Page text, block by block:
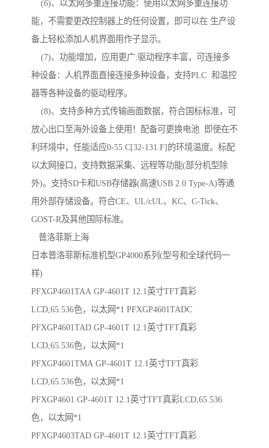
(6)、以太网多重连接功能：使用以太网多重连接功
能，不需要更改控制器上的任何设置，即可以在 生产设
备上轻松添加人机界面用作子显示。
(7)、功能增加，应用更广:驱动程序丰富，可连接多
种设备：人机界面直接连接多种设备，支持PLC 和温控
器等各种设备的驱动程序。
(8)、支持多种方式传输画面数据，符合国标标准，可
放心出口至海外设备上使用！配备可更换电池 即使在不
利环境中，任能适应0-55.C[32-131.F]的环境温度。标配
以太网接口，支持数据采集、远程等功能(部分机型除
外)。支持SD卡和USB存储器(高速USB 2.0 Type-A)等通
用外部存储设备。符合CE、UL/cUL、KC、C-Tick、
GOST-R及其他国际标准。
普洛菲斯上海
日本普洛菲斯标准机型GP4000系列(型号和全球代码一
样)
PFXGP4601TAA GP-4601T 12.1英寸TFT真彩
LCD,65.536色，以太网*1 PFXGP4601TADC
PFXGP4601TAD GP-4601T 12.1英寸TFT真彩
LCD,65.536色，以太网*1
PFXGP4601TMA GP-4601T 12.1英寸TFT真彩
LCD,65.536色，以太网*1
PFXGP4601 GP-4601T 12.1英寸TFT真彩LCD,65.536
色，以太网*1
PFXGP4603TAD GP-4601T 12.1英寸TFT真彩